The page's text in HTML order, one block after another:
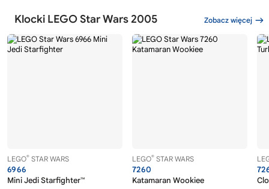
Klocki LEGO Star Wars 2005 Zobacz więcej
LEGO® STAR WARS
6966
Mini Jedi Starfighter™
LEGO® STAR WARS
7260
Katamaran Wookiee